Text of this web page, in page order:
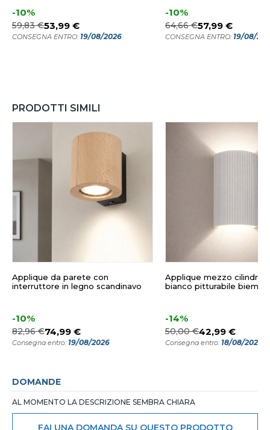
-10%
59,83 €53,99 €
CONSEGNA ENTRO: 19/08/2026
-10%
64,66 €57,99 €
CONSEGNA ENTRO: 19/08/
PRODOTTI SIMILI
Applique da parete con
interruttore in legno scandinavo
-10%
82,96 €74,99 €
Consegna entro: 19/08/2026
Applique mezzo cilindro
bianco pitturabile
-14%
50,00 €42,99 €
Consegna entro: 18/08/2026
DOMANDE
AL MOMENTO LA DESCRIZIONE SEMBRA CHIARA
FAI UNA DOMANDA SU QUESTO PRODOTTO